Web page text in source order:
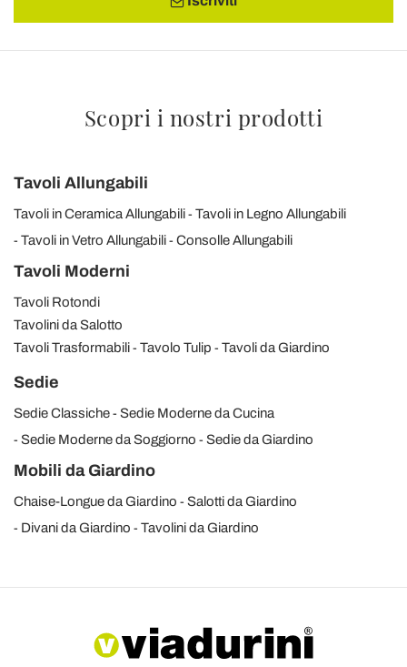
Scopri i nostri prodotti
Tavoli Allungabili
Tavoli in Ceramica Allungabili
Tavoli in Legno Allungabili
Tavoli in Vetro Allungabili
Consolle Allungabili
Tavoli Moderni
Tavoli Rotondi
Tavolini da Salotto
Tavoli Trasformabili
Tavolo Tulip Tavoli da Giardino
Sedie
Sedie Classiche
Sedie Moderne da Cucina
Sedie Moderne da Soggiorno
Sedie da Giardino
Mobili da Giardino
Chaise-Longue da Giardino
Salotti da Giardino
Divani da Giardino
Tavolini da Giardino